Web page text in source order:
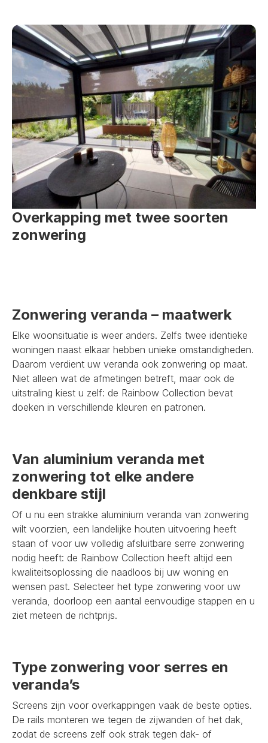
Overkapping met twee soorten
zonwering
Zonwering veranda – maatwerk
Elke woonsituatie is weer anders. Zelfs twee identieke
woningen naast elkaar hebben unieke omstandigheden.
Daarom verdient uw veranda ook zonwering op maat.
Niet alleen wat de afmetingen betreft, maar ook de
uitstraling kiest u zelf: de Rainbow Collection bevat
doeken in verschillende kleuren en patronen.
Van aluminium veranda met
zonwering tot elke andere
denkbare stijl
Of u nu een strakke aluminium veranda van zonwering
wilt voorzien, een landelijke houten uitvoering heeft
staan of voor uw volledig afsluitbare serre zonwering
nodig heeft: de Rainbow Collection heeft altijd een
kwaliteitsoplossing die naadloos bij uw woning en
wensen past. Selecteer het type zonwering voor uw
veranda, doorloop een aantal eenvoudige stappen en u
ziet meteen de richtprijs.
Type zonwering voor serres en
veranda’s
Screens zijn voor overkappingen vaak de beste opties.
De rails monteren we tegen de zijwanden of het dak,
zodat de screens zelf ook strak tegen dak- of